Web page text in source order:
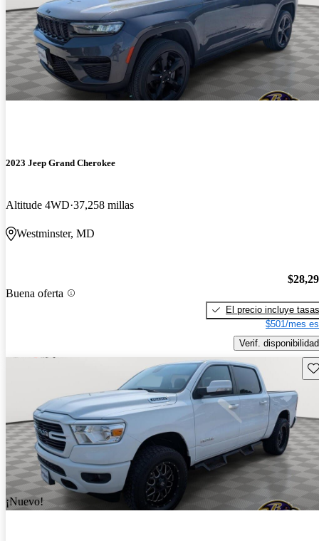
2023 Jeep Grand Cherokee
Altitude 4WD 37,258 millas
Westminster, MD
Buena oferta
El precio incluye tasas
$501/mes
Verif. disponibilidad
¡Nuevo!